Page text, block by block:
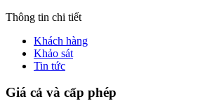
Thông tin chi tiết
Khách hàng
Khảo sát
Tin tức
Giá cả và cấp phép